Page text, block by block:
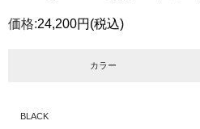
価格:24,200円 (税込)
カラー
BLACK